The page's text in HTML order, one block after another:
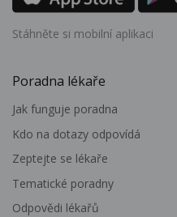
Stáhněte si mobilní aplikaci
Poradna lékaře
Jak funguje poradna
Kdo na dotazy odpovídá
Zeptejte se lékaře
Tematické poradny
Odpovědi lékařů